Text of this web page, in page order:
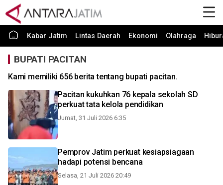
Kabar Jatim Lintas Daerah Ekonomi Olahraga
BUPATI PACITAN
Kami memiliki 656 berita tentang bupati pacitan.
Pacitan kukuhkan 76 kepala sekolah SD
perkuat tata kelola pendidikan
Jumat, 31 Juli 2026 6:35
Pemprov Jatim perkuat kesiapsiagaan
hadapi potensi bencana
Selasa, 21 Juli 2026 20:49